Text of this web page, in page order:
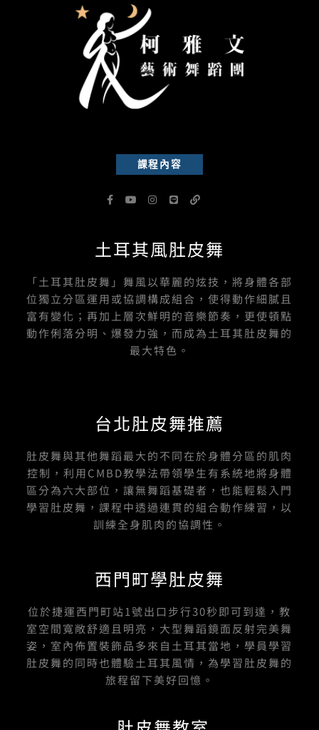
課程內容
F
a
o
o
f
Y
o
b
e
I
n
g
r
L
i
L
i
土耳其風肚皮舞
「土耳其肚皮舞」舞風以華麗的炫技，將身體各部
位獨立分區運用或協調構成組合，使得動作細膩且
富有變化；再加上層次鮮明的音樂節奏，更使頓點
動作俐落分明、爆發力強，而成為土耳其肚皮舞的
最大特色。
台北肚皮舞推薦
肚皮舞與其他舞蹈最大的不同在於身體分區的肌肉
控制，利用CMBD教學法帶領學生有系統地將身體
區分為六大部位，讓無舞蹈基礎者，也能輕鬆入門
學習肚皮舞，課程中透過連貫的組合動作練習，以
訓練全身肌肉的協調性。
西門町學肚皮舞
位於捷運西門町站1號出口步行30秒即可到達，教
室空間寬敞舒適且明亮，大型舞蹈鏡面反射完美舞
姿，室內佈置裝飾品多來自土耳其當地，學員學習
肚皮舞的同時也體驗土耳其風情，為學習肚皮舞的
旅程留下美好回憶。